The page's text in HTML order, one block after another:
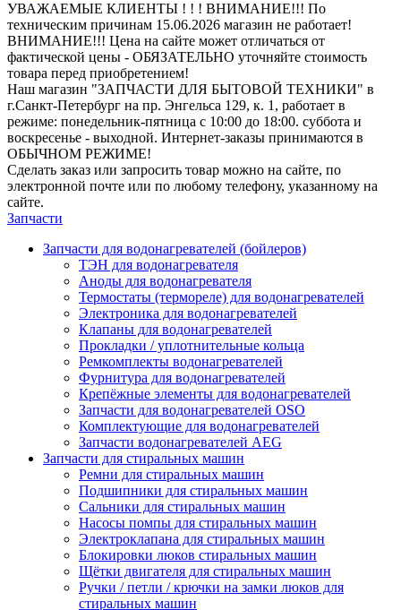
УВАЖАЕМЫЕ КЛИЕНТЫ ! ! ! ВНИМАНИЕ!!! По
техническим причинам 15.06.2026 магазин не работает!
ВНИМАНИЕ!!! Цена на сайте может отличаться от
фактической цены - ОБЯЗАТЕЛЬНО уточняйте стоимость
товара перед приобретением!
Наш магазин "ЗАПЧАСТИ ДЛЯ БЫТОВОЙ ТЕХНИКИ" в
г.Санкт-Петербург на пр. Энгельса 129, к. 1, работает в
режиме: понедельник-пятница с 10:00 до 18:00. суббота и
воскресенье - выходной. Интернет-заказы принимаются в
ОБЫЧНОМ РЕЖИМЕ!
Сделать заказ или запросить товар можно на сайте, по
электронной почте или по любому телефону, указанному на
сайте.
Запчасти
Запчасти для водонагревателей (бойлеров)
ТЭН для водонагревателя
Аноды для водонагревателя
Термостаты (термореле) для водонагревателей
Электроника для водонагревателей
Клапаны для водонагревателей
Прокладки / уплотнительные кольца
Ремкомплекты водонагревателей
Фурнитура для водонагревателей
Крепёжные элементы для водонагревателей
Запчасти для водонагревателей OSO
Комплектующие для водонагревателей
Запчасти водонагревателей AEG
Запчасти для стиральных машин
Ремни для стиральных машин
Подшипники для стиральных машин
Сальники для стиральных машин
Насосы помпы для стиральных машин
Электроклапана для стиральных машин
Блокировки люков стиральных машин
Щётки двигателя для стиральных машин
Ручки / петли / крючки на замки люков для
стиральных машин